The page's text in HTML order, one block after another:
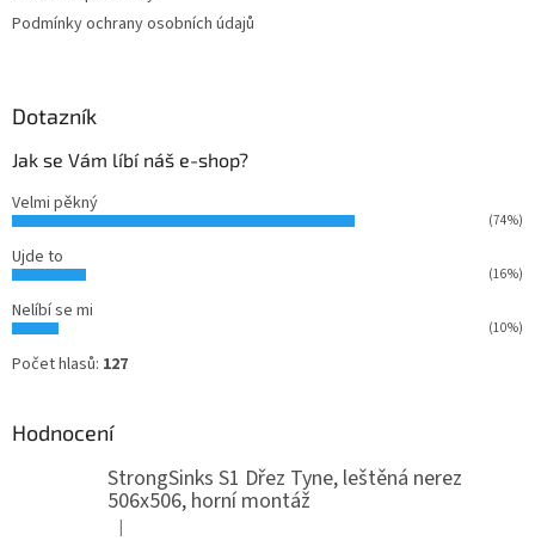
Podmínky ochrany osobních údajů
Dotazník
Jak se Vám líbí náš e-shop?
Velmi pěkný
(74%)
Ujde to
(16%)
Nelíbí se mi
(10%)
Počet hlasů: 127
Hodnocení
StrongSinks S1 Dřez Tyne, leštěná nerez
506x506, horní montáž
Hodnocení produktu je 5 z 5 hvězdiček.
|